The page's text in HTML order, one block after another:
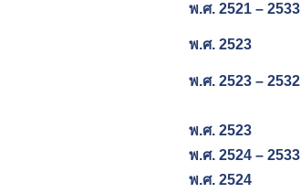
พ.ศ. 2521 – 2533
พ.ศ. 2523
พ.ศ. 2523 – 2532
พ.ศ. 2523
พ.ศ. 2524 – 2533
พ.ศ. 2524